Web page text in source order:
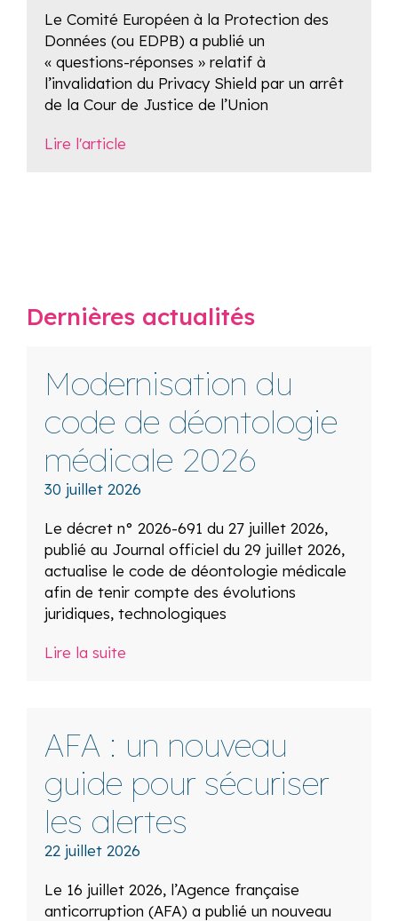
Le Comité Européen à la Protection des
Données (ou EDPB) a publié un
« questions-réponses » relatif à
l’invalidation du Privacy Shield par un arrêt
de la Cour de Justice de l’Union
Lire l'article
Dernières actualités
Modernisation du
code de déontologie
médicale 2026
30 juillet 2026
Le décret n° 2026-691 du 27 juillet 2026,
publié au Journal officiel du 29 juillet 2026,
actualise le code de déontologie médicale
afin de tenir compte des évolutions
juridiques, technologiques
Lire la suite
AFA : un nouveau
guide pour sécuriser
les alertes
22 juillet 2026
Le 16 juillet 2026, l’Agence française
anticorruption (AFA) a publié un nouveau